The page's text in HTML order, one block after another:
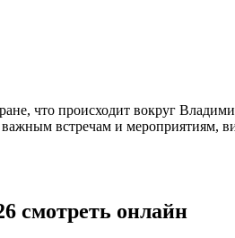
что происходит вокруг
встречам и
смотреть онлайн